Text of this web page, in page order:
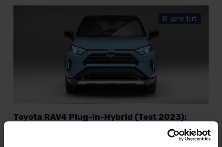
KI-generiert
Toyota RAV4 Plug-in-Hybrid (Test 2023):
Baut Toyota auch gute Steckdosenhybride?